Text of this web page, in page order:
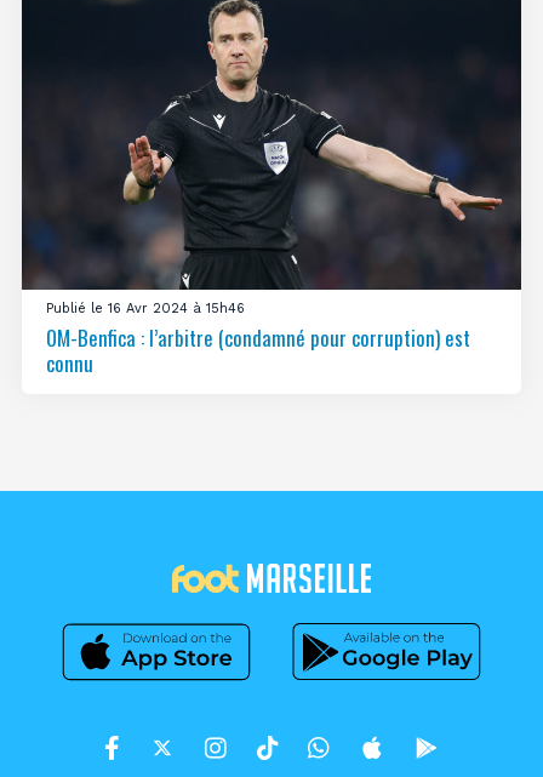
Publié le 16 Avr 2024 à 15h46
OM-Benfica : l’arbitre (condamné pour corruption) est
connu